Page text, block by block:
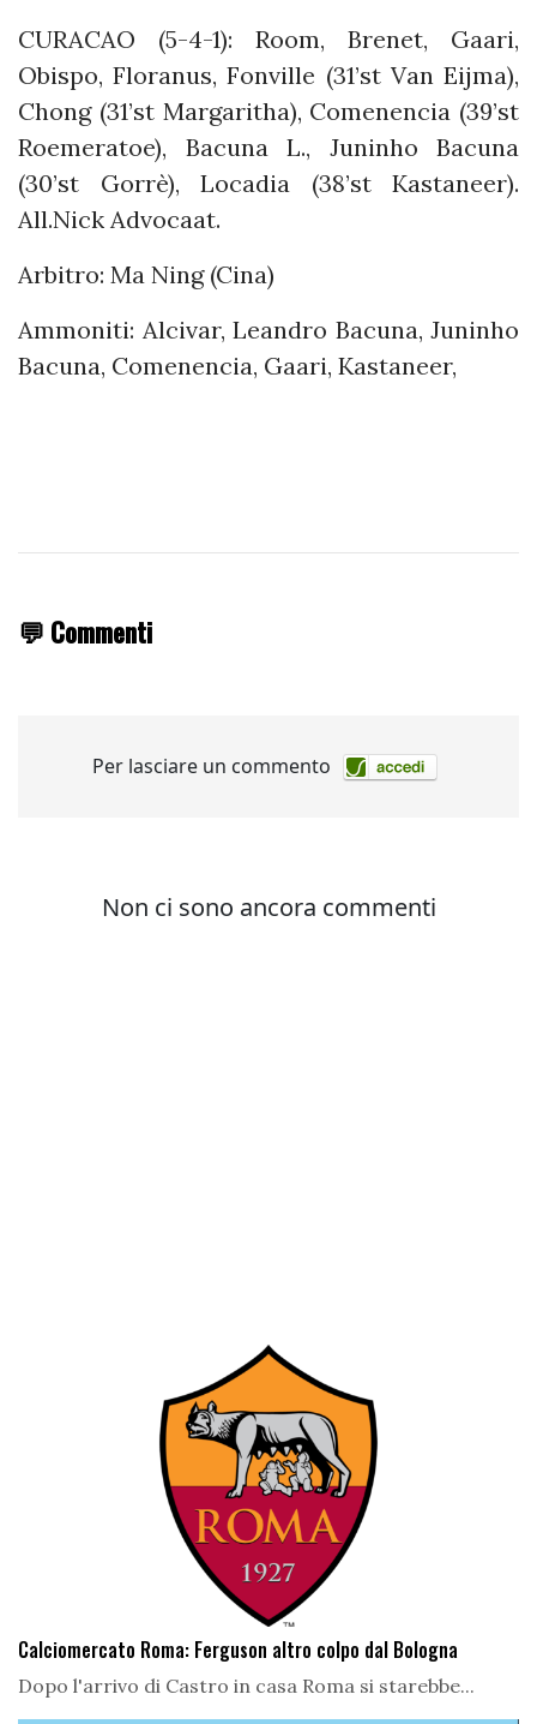
CURACAO (5-4-1): Room, Brenet, Gaari,
Obispo, Floranus, Fonville (31’st Van Eijma),
Chong (31’st Margaritha), Comenencia (39’st
Roemeratoe), Bacuna L., Juninho Bacuna
(30’st Gorrè), Locadia (38’st Kastaneer).
All.Nick Advocaat.
Arbitro: Ma Ning (Cina)
Ammoniti: Alcivar, Leandro Bacuna, Juninho
Bacuna, Comenencia, Gaari, Kastaneer,
💬 Commenti
Calciomercato Roma: Ferguson altro colpo dal Bologna
Dopo l'arrivo di Castro in casa Roma si starebbe...